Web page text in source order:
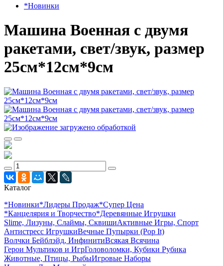
*Новинки
Машина Военная с двумя
ракетами, свет/звук, размер
25см*12см*9см
Каталог
*Новинки*Лидеры Продаж*Супер Цена
*Канцелярия и Творчество*Деревянные Игрушки
Slime, Лизуны, Слаймы, СквишиАктивные Игры, Спорт
Антистресс ИгрушкиВечные Пупырки (Pop It)
Волчки Бейблэйд, ИнфинитиВсякая Всячина
Герои Мультиков и ИгрГоловоломки, Кубики Рубика
Животные, Птицы, РыбыИгровые Наборы